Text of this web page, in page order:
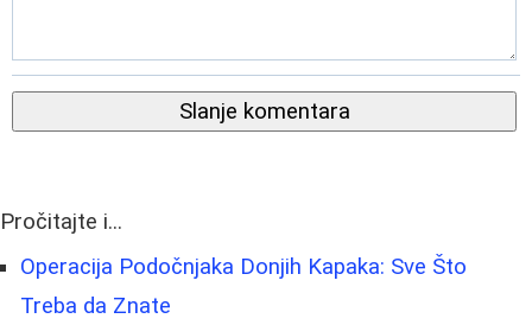
Slanje komentara
Pročitajte i...
Operacija Podočnjaka Donjih Kapaka: Sve Što
Treba da Znate